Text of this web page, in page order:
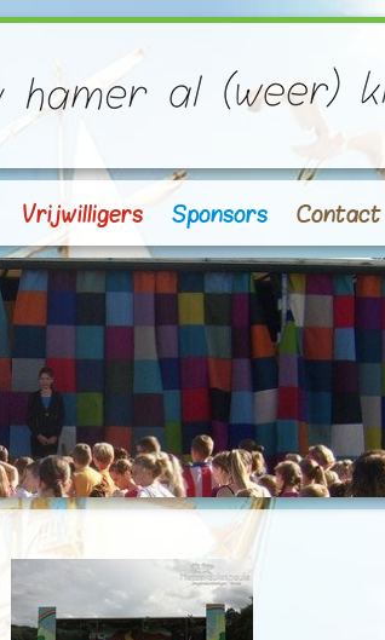
Vrijwilligers Sponsors Contact